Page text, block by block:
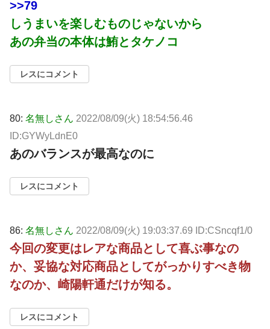
>>79
しうまいを楽しむものじゃないから
あの弁当の本体は鮪とタケノコ
レスにコメント
80: 名無しさん 2022/08/09(火) 18:54:56.46
ID:GYWyLdnE0
あのバランスが最高なのに
レスにコメント
86: 名無しさん 2022/08/09(火) 19:03:37.69 ID:CSncqf1/0
今回の変更はレアな商品として喜ぶ事なの
か、妥協な対応商品としてがっかりすべき物
なのか、崎陽軒通だけが知る。
レスにコメント